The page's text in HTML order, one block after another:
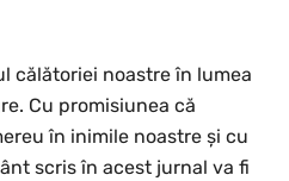
călătoriei noastre în lumea
Cu promisiunea că
în inimile noastre și cu
scris în acest jurnal va fi